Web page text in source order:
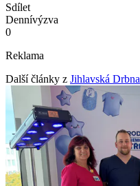
Sdílet
Dennívýzva
0
Reklama
Další články z Jihlavská Drbna